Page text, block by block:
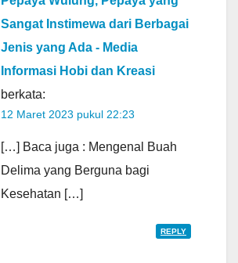
Sangat Instimewa dari Berbagai
Jenis yang Ada - Media
Informasi Hobi dan Kreasi
berkata:
12 Maret 2023 pukul 22:23
[…] Baca juga : Mengenal Buah
Delima yang Berguna bagi
Kesehatan […]
REPLY